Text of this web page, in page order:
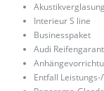
Interieur S line
Businesspaket
Audi
Entfall